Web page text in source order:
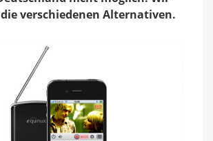
verschiedenen Alternativen.